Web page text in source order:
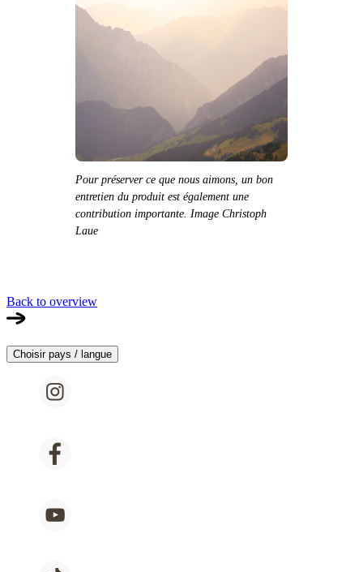
Pour préserver ce que nous aimons, un bon
entretien du produit est également une
contribution importante. Image Christoph
Laue
Back to overview
Choisir pays / langue